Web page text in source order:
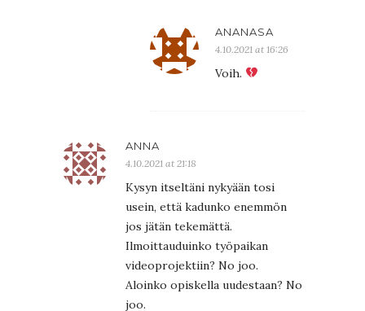
ANANASA
4.10.2021 at 16:26
Voih.
ANNA
4.10.2021 at 21:18
Kysyn itseltäni nykyään tosi
usein, että kadunko enemmön
jos jätän tekemättä.
Ilmoittauduinko työpaikan
videoprojektiin? No joo.
Aloinko opiskella uudestaan? No
joo.